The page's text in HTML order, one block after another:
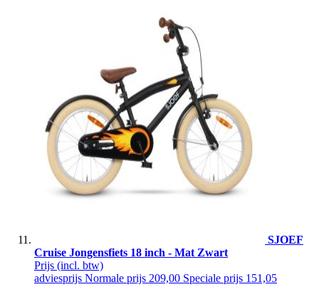
SJOEF
Cruise Jongensfiets 18 inch - Mat Zwart
Prijs (incl. btw)
adviesprijs Normale prijs 209,00 Speciale prijs 151,05